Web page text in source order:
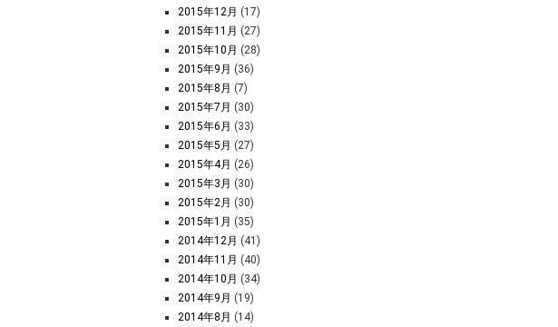
2015年12月 (17)
2015年11月 (27)
2015年10月 (28)
2015年9月 (36)
2015年8月 (7)
2015年7月 (30)
2015年6月 (33)
2015年5月 (27)
2015年4月 (26)
2015年3月 (30)
2015年2月 (30)
2015年1月 (35)
2014年12月 (41)
2014年11月 (40)
2014年10月 (34)
2014年9月 (19)
2014年8月 (14)